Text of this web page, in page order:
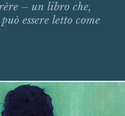
– un libro che,
essere letto come